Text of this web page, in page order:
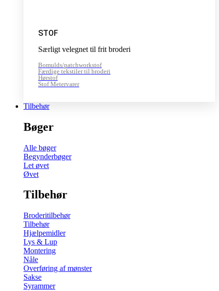
STOF
Særligt velegnet til frit broderi
Bomulds/patchworkstof
Færdige tekstiler til broderi
Hørstof
Stof Metervarer
Tilbehør
Bøger
Alle bøger
Begynderbøger
Let øvet
Øvet
Tilbehør
Broderitilbehør
Tilbehør
Hjælpemidler
Lys & Lup
Montering
Nåle
Overføring af mønster
Sakse
Syrammer